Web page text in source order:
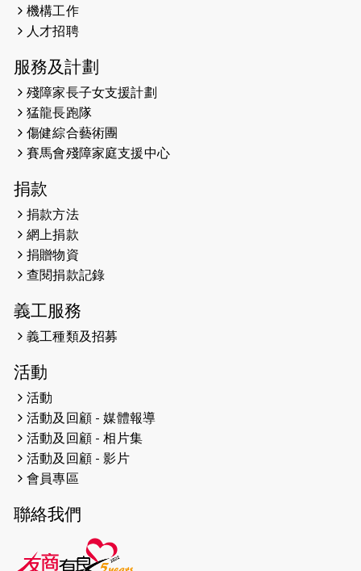
2026-05-21
2026-05-14
（19:00開始）
2026-05-07
開始）
2026-04-30
2026-04-25
2026-04-24
2026-04-23
2026-04-19
2026-04-16
猛龍長跑隊恆常練習 - 4月16日
（19:00開始）
2026-04-12
2026-04-11
2026-04-10 太古家＋賞系列：漫步魔術與音樂
機構工作
人才招聘
服務及計劃
殘障家長子女支援計劃
猛龍長跑隊
傷健綜合藝術團
賽馬會殘障家庭支援中心
捐款
捐款方法
網上捐款
捐贈物資
查閱捐款記錄
義工服務
義工種類及招募
活動
活動
活動及回顧 - 媒體報導
活動及回顧 - 相片集
活動及回顧 - 影片
會員專區
聯絡我們